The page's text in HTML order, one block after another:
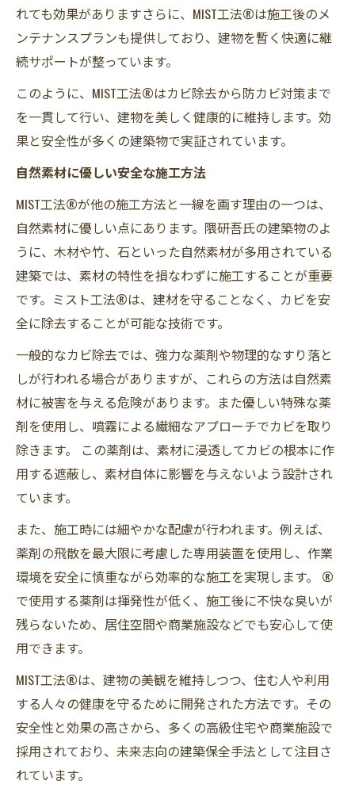
れても効果がありますさらに、MIST工法®は施工後のメ
ンテナンスプランも提供しており、建物を暫く快適に継
続サポートが整っています。
このように、MIST工法®はカビ除去から防カビ対策まで
を一貫して行い、建物を美しく健康的に維持します。効
果と安全性が多くの建築物で実証されています。
自然素材に優しい安全な施工方法
MIST工法®が他の施工方法と一線を画す理由の一つは、
自然素材に優しい点にあります。隈研吾氏の建築物のよ
うに、木材や竹、石といった自然素材が多用されている
建築では、素材の特性を損なわずに施工することが重要
です。ミスト工法®は、建材を守ることなく、カビを安
全に除去することが可能な技術です。
一般的なカビ除去では、強力な薬剤や物理的なすり落と
しが行われる場合がありますが、これらの方法は自然素
材に被害を与える危険があります。また優しい特殊な薬
剤を使用し、噴霧による繊細なアプローチでカビを取り
除きます。 この薬剤は、素材に浸透してカビの根本に作
用する遮蔽し、素材自体に影響を与えないよう設計され
ています。
また、施工時には細やかな配慮が行われます。例えば、
薬剤の飛散を最大限に考慮した専用装置を使用し、作業
環境を安全に慎重ながら効率的な施工を実現します。 ®
で使用する薬剤は揮発性が低く、施工後に不快な臭いが
残らないため、居住空間や商業施設などでも安心して使
用できます。
MIST工法®は、建物の美観を維持しつつ、住む人や利用
する人々の健康を守るために開発された方法です。その
安全性と効果の高さから、多くの高級住宅や商業施設で
採用されており、未来志向の建築保全手法として注目さ
れています。